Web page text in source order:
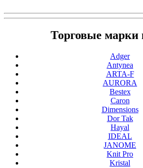
Торговые марки
Adger
Antynea
ARTA-F
AURORA
Bestex
Caron
Dimensions
Dor Tak
Hayal
IDEAL
JANOME
Knit Pro
Kristal